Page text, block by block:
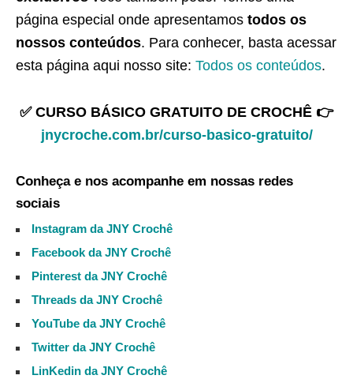
página especial onde apresentamos todos os
nossos conteúdos. Para conhecer, basta acessar
esta página aqui nosso site: Todos os conteúdos.
✅ CURSO BÁSICO GRATUITO DE CROCHÊ 👉
jnycroche.com.br/curso-basico-gratuito/
Conheça e nos acompanhe em nossas redes
sociais
Instagram da JNY Crochê
Facebook da JNY Crochê
Pinterest da JNY Crochê
Threads da JNY Crochê
YouTube da JNY Crochê
Twitter da JNY Crochê
LinKedin da JNY Crochê